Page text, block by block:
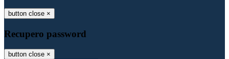
button close ×
Recupero password
button close ×